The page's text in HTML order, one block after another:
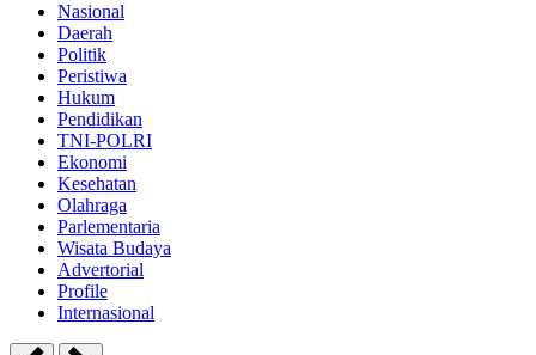
Nasional
Daerah
Politik
Peristiwa
Hukum
Pendidikan
TNI-POLRI
Ekonomi
Kesehatan
Olahraga
Parlementaria
Wisata Budaya
Advertorial
Profile
Internasional